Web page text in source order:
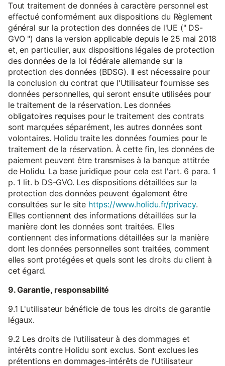
Tout traitement de données à caractère personnel est
effectué conformément aux dispositions du Règlement
général sur la protection des données de l'UE (" DS-
GVO ") dans la version applicable depuis le 25 mai 2018
et, en particulier, aux dispositions légales de protection
des données de la loi fédérale allemande sur la
protection des données (BDSG). Il est nécessaire pour
la conclusion du contrat que l'Utilisateur fournisse ses
données personnelles, qui seront ensuite utilisées pour
le traitement de la réservation. Les données
obligatoires requises pour le traitement des contrats
sont marquées séparément, les autres données sont
volontaires. Holidu traite les données fournies pour le
traitement de la réservation. À cette fin, les données de
paiement peuvent être transmises à la banque attitrée
de Holidu. La base juridique pour cela est l'art. 6 para. 1
p. 1 lit. b DS-GVO. Les dispositions détaillées sur la
protection des données peuvent également être
consultées sur le site https://www.holidu.fr/privacy.
Elles contiennent des informations détaillées sur la
manière dont les données sont traitées. Elles
contiennent des informations détaillées sur la manière
dont les données personnelles sont traitées, comment
elles sont protégées et quels sont les droits du client à
cet égard.
9. Garantie, responsabilité
9.1 L'utilisateur bénéficie de tous les droits de garantie
légaux.
9.2 Les droits de l'utilisateur à des dommages et
intérêts contre Holidu sont exclus. Sont exclues les
prétentions en dommages-intérêts de l'Utilisateur